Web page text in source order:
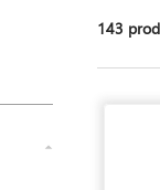
143